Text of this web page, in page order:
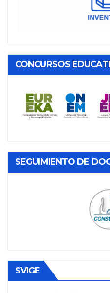
CONCURSOS
SEGUIMIENTO DE
SVIGE